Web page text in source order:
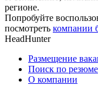
регионе.
Попробуйте
посмотреть компании
HeadHunter
Размещение
Поиск по резюме
О компании